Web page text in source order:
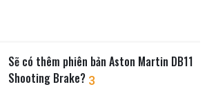
Sẽ có thêm phiên bản Aston Martin DB11
Shooting Brake? 3